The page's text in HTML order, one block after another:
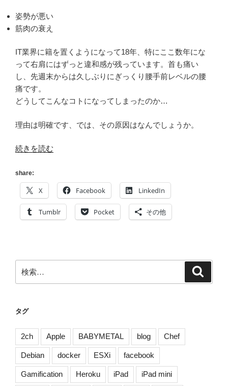
姿勢が悪い
筋肉の衰え
IT業界に籍を置くようになって18年、特にここ数年にな
って右肩にはずっと違和感が残っています。首も痛い
し、先週末からは久しぶりにぎっくり腰手前レベルの腰
痛です。
どうしてこんなコトになってしまったのか…
理由は明確です、では、その原因はなんでしょうか。
“[姿
ボ
ク
が
こ
腰
痛
に
ま
れ
る
ワ
ケ
[猫
続きを読む
share:
X Facebook LinkedIn
Tumblr Pocket その他
索:
タグ
2ch Apple BABYMETAL blog Chef
Debian docker ESXi facebook
Gamification Heroku iPad iPad mini